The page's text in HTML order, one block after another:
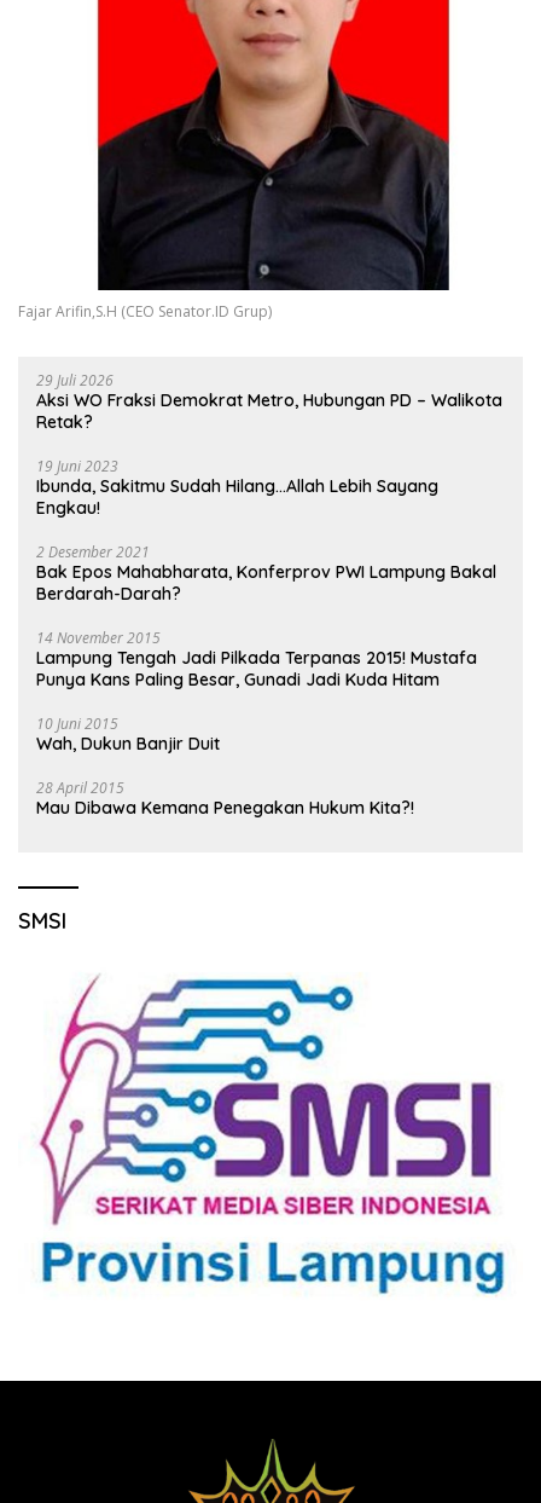
Fajar Arifin,S.H (CEO Senator.ID Grup)
29 Juli 2026
Aksi WO Fraksi Demokrat Metro, Hubungan PD – Walikota
Retak?
19 Juni 2023
Ibunda, Sakitmu Sudah Hilang…Allah Lebih Sayang
Engkau!
2 Desember 2021
Bak Epos Mahabharata, Konferprov PWI Lampung Bakal
Berdarah-Darah?
14 November 2015
Lampung Tengah Jadi Pilkada Terpanas 2015! Mustafa
Punya Kans Paling Besar, Gunadi Jadi Kuda Hitam
10 Juni 2015
Wah, Dukun Banjir Duit
28 April 2015
Mau Dibawa Kemana Penegakan Hukum Kita?!
SMSI